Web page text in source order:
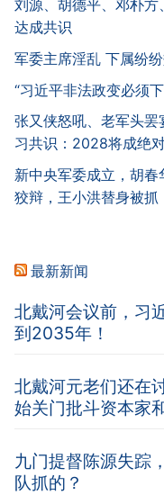
刘源、胡德平、邓朴
达成共识
军委主席淫乱 下属纷
“习近平非法政变必须
张又侠怒吼、老军头
习共识：2028将成绝
新中央军委成立，胡
狡辩，王小洪替身被抓
最新新闻
北戴河会议前，习
到2035年！
北戴河元老们还在
始关门批斗资本家
九门提督陈源失踪
队抓的？